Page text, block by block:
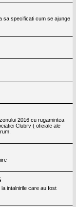
sa specificati cum se ajunge
2016 cu rugamintea
Clubrv ( oficiale ale
intalnirile care au fost